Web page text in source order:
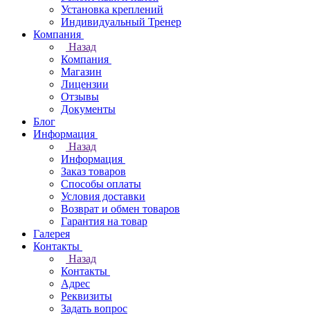
Установка креплений
Индивидуальный Тренер
Компания
Назад
Компания
Магазин
Лицензии
Отзывы
Документы
Блог
Информация
Назад
Информация
Заказ товаров
Способы оплаты
Условия доставки
Возврат и обмен товаров
Гарантия на товар
Галерея
Контакты
Назад
Контакты
Адрес
Реквизиты
Задать вопрос